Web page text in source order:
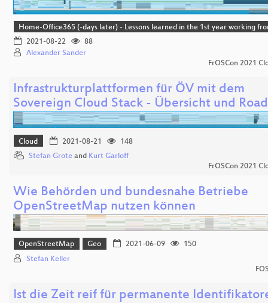
Home-Office365 (-days later) - Lessons learned in the 1st year working
2021-08-22
88
Alexander Sander
FrOSCon 2021
Infrastrukturplattformen für ÖV mit dem
Sovereign Cloud Stack - Übersicht und
Cloud 2021-08-21
148
Stefan Grote and Kurt Garloff
FrOSCon 2021
Wie Behörden und bundesnahe Betriebe
OpenStreetMap nutzen können
OpenStreetMap Geo 2021-06-09
150
Stefan Keller
Ist die Zeit reif für permanente